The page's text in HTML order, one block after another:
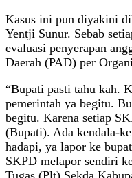
Kasus ini pun diyakini
Yentji Sunur. Sebab
evaluasi penyerapan
Daerah (PAD) per
“Bupati pasti tahu kah.
pemerintah ya begitu.
begitu. Karena setiap
(Bupati). Ada kendala-
hadapi, ya lapor ke
SKPD melapor sendiri
Tugas (Plt) Sekda